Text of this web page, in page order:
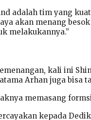
adalah tim yang
akan menang
melakukannya.”
kali ini
Arhan juga bisa
memasang formsi
kepada